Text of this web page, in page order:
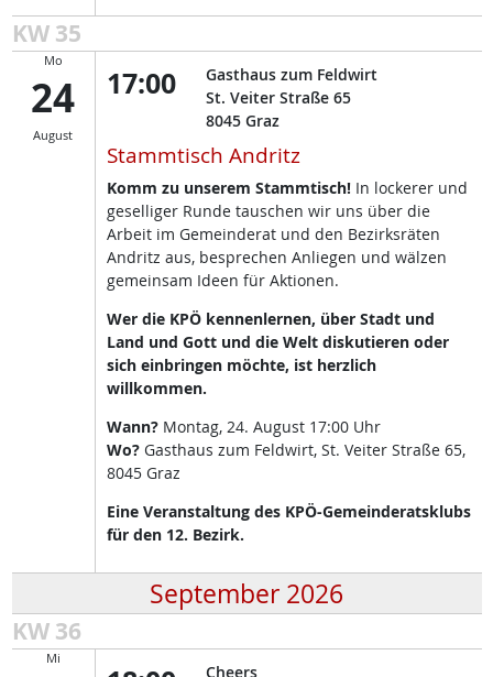
KW 35
Mo
24
August
17:00
Gasthaus zum Feldwirt
St. Veiter Straße 65
8045 Graz
Stammtisch Andritz
Komm zu unserem Stammtisch!In lockerer und
geselliger Runde tauschen wir uns über die
Arbeit im Gemeinderat und den Bezirksräten
Andritz aus, besprechen Anliegen und wälzen
gemeinsam Ideen für Aktionen.
Wer die KPÖ kennenlernen, über Stadt und
Land und Gott und die Welt diskutieren oder
sich einbringen möchte, ist herzlich
willkommen.
Wann?Montag, 24. August 17:00 Uhr
Wo?Gasthaus zum Feldwirt, St. Veiter Straße 65,
8045 Graz
Eine Veranstaltung des KPÖ-Gemeinderatsklubs
für den 12. Bezirk.
September 2026
KW 36
Mi
Cheers